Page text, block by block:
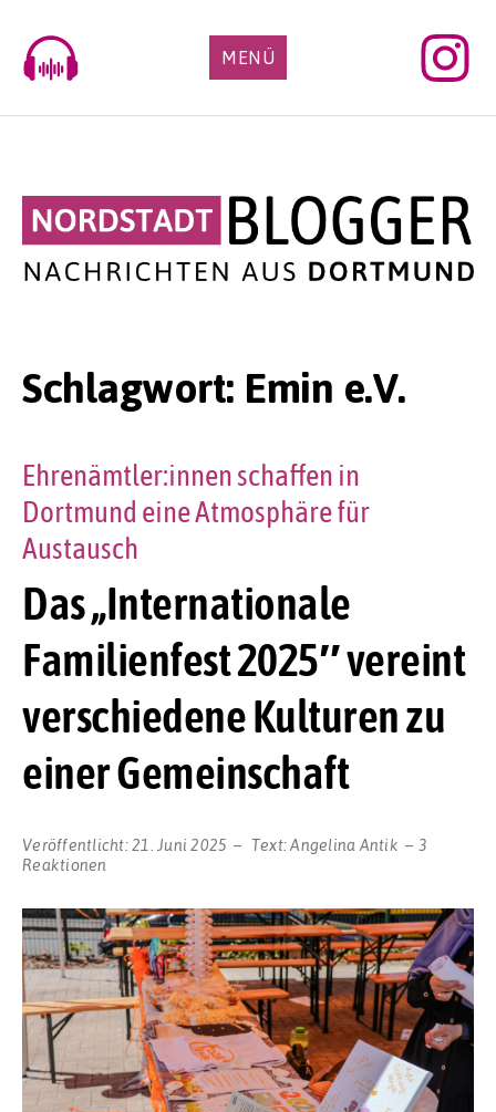
content
MENÜ
Schlagwort: Emin e.V.
Das „Internationale
Familienfest 2025″ vereint
verschiedene Kulturen zu
einer Gemeinschaft
Ehrenämtler:innen schaffen in
Dortmund eine Atmosphäre für
Austausch
Veröffentlicht:21. Juni 2025 Text:Angelina Antik
3
Reaktionen